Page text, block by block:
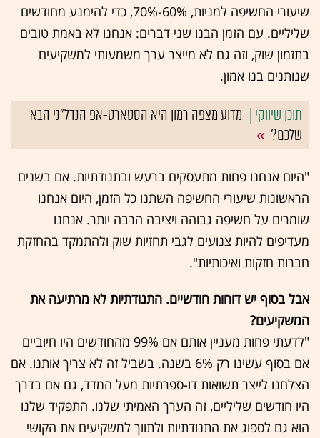
שיעורי החשיפה למניות, 60%-70%, כדי להימנע מחודשים
שליליים. עם הזמן הבנו שני דברים: אנחנו לא באמת טובים
בתזמון שוק, וזה גם לא מייצר ערך משמעותי למשקיעים
שנותנים בנו אמון.
מדוע מצפה רמון היא הסטארט-אפ הנדל"ני הבא
שלכם?
"היום אנחנו פחות מתעסקים ברעש ובתנודתיות. אם בשנים
הראשונות שיעורי החשיפה השתנו כל הזמן, היום אנחנו
שומרים על חשיפה גבוהה ויציבה הרבה יותר. אנחנו
מעדיפים להיות צנועים לגבי תחזיות שוק ולהתמקד בהחזקת
חברות חזקות ואיכותיות".
אבל בסוף יש דוחות חודשיים. התנודתיות לא מרתיעה את
המשקיעים?
"לדעתי פחות מעניין אותם אם 99% מהחודשים היו חיוביים
אם בסוף עשינו רק 6% בשנה. בשביל זה לא צריך אותנו. אם
הצלחנו לייצר תשואות דו-ספרתיות מעל המדד, גם אם בדרך
היו חודשים שליליים, זה הערך האמיתי שלנו. התפקיד שלנו
הוא גם לספוג את התנודתיות ולתווך למשקיעים את הקושי